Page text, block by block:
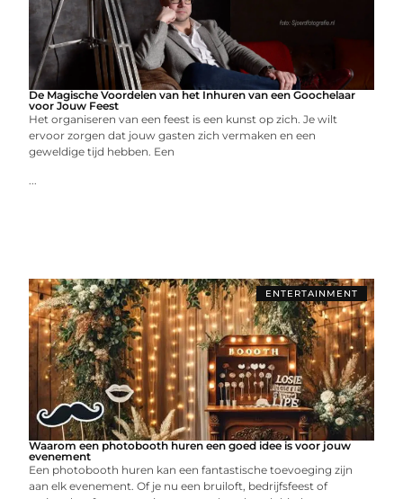
De Magische Voordelen van het Inhuren van een Goochelaar
voor Jouw Feest
Het organiseren van een feest is een kunst op zich. Je wilt
ervoor zorgen dat jouw gasten zich vermaken en een
geweldige tijd hebben. Een
...
ENTERTAINMENT
Waarom een photobooth huren een goed idee is voor jouw
evenement
Een photobooth huren kan een fantastische toevoeging zijn
aan elk evenement. Of je nu een bruiloft, bedrijfsfeest of